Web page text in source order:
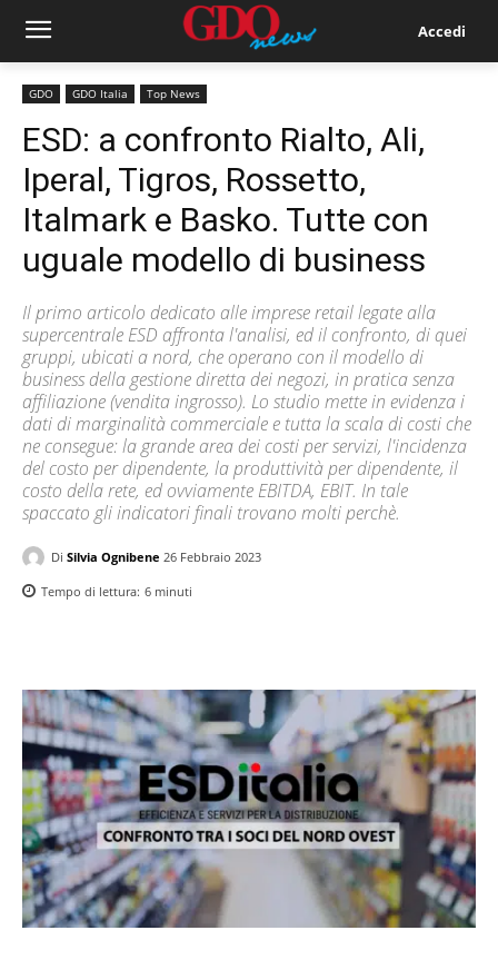
Accedi
GDO GDO Italia Top News
ESD: a confronto Rialto, Ali,
Iperal, Tigros, Rossetto,
Italmark e Basko. Tutte con
uguale modello di business
Il primo articolo dedicato alle imprese retail legate alla
supercentrale ESD affronta l'analisi, ed il confronto, di quei
gruppi, ubicati a nord, che operano con il modello di
business della gestione diretta dei negozi, in pratica senza
affiliazione (vendita ingrosso). Lo studio mette in evidenza i
dati di marginalità commerciale e tutta la scala di costi che
ne consegue: la grande area dei costi per servizi, l'incidenza
del costo per dipendente, la produttività per dipendente, il
costo della rete, ed ovviamente EBITDA, EBIT. In tale
spaccato gli indicatori finali trovano molti perchè.
Di Silvia Ognibene 26 Febbraio 2023
Tempo di lettura: 6 minuti